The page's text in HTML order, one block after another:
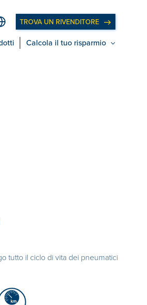
Calcola il tuo risparmio
TROVA UN RIVENDITORE
tutto il ciclo di vita dei pneumatici